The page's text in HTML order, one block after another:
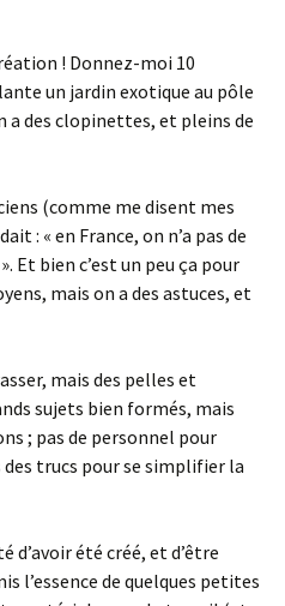
! Donnez-moi 10
un jardin exotique au pôle
a des clopinettes, et pleins de
(comme me disent mes
: « en France, on n’a pas de
Et bien c’est un peu ça pour
mais on a des astuces, et
mais des pelles et
sujets bien formés, mais
; pas de personnel pour
trucs pour se simplifier la
d’avoir été créé, et d’être
l’essence de quelques petites